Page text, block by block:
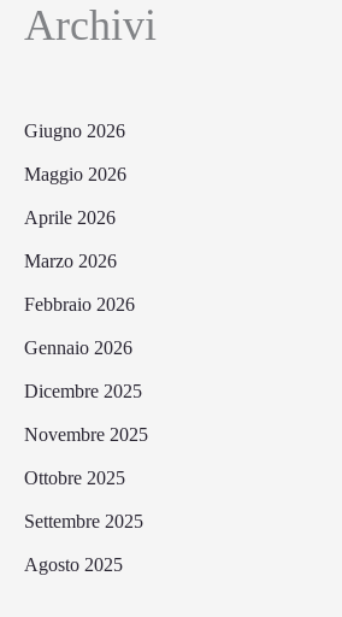
Archivi
Giugno 2026
Maggio 2026
Aprile 2026
Marzo 2026
Febbraio 2026
Gennaio 2026
Dicembre 2025
Novembre 2025
Ottobre 2025
Settembre 2025
Agosto 2025